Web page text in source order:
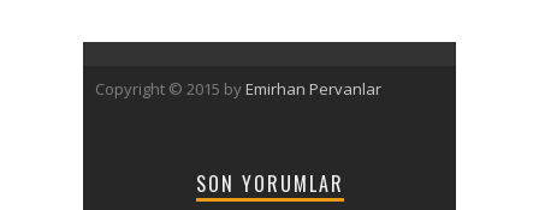
Copyright © 2015 by Emirhan Pervanlar
SON YORUMLAR